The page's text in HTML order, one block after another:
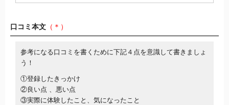
口コミ本文 （＊）
参考になる口コミを書くために下記４点を意識して書きましょ
う！
①登録したきっかけ
②良い点 、悪い点
③実際に体験したこと、気になったこと